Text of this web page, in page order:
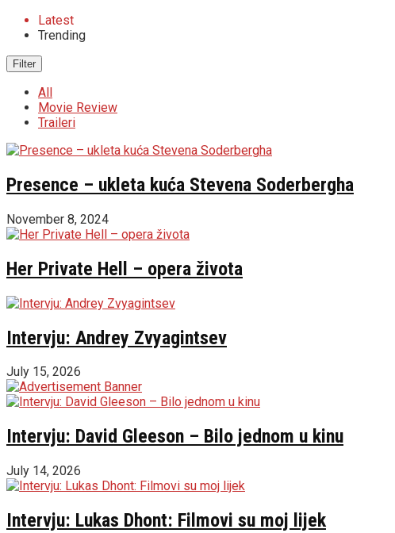
Latest
Trending
Filter
All
Movie Review
Traileri
Presence – ukleta kuća Stevena Soderbergha
November 8, 2024
Her Private Hell – opera života
Intervju: Andrey Zvyagintsev
July 15, 2026
Intervju: David Gleeson – Bilo jednom u kinu
July 14, 2026
Intervju: Lukas Dhont: Filmovi su moj lijek